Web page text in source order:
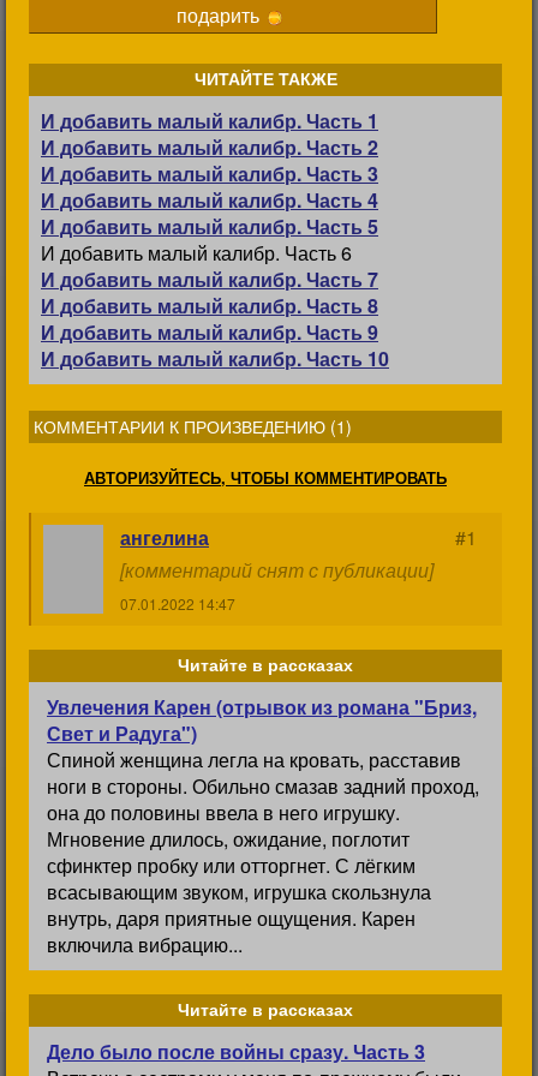
подарить
ЧИТАЙТЕ ТАКЖЕ
И добавить малый калибр. Часть 1
И добавить малый калибр. Часть 2
И добавить малый калибр. Часть 3
И добавить малый калибр. Часть 4
И добавить малый калибр. Часть 5
И добавить малый калибр. Часть 6
И добавить малый калибр. Часть 7
И добавить малый калибр. Часть 8
И добавить малый калибр. Часть 9
И добавить малый калибр. Часть 10
КОММЕНТАРИИ К ПРОИЗВЕДЕНИЮ (1)
АВТОРИЗУЙТЕСЬ, ЧТОБЫ КОММЕНТИРОВАТЬ
ангелина
#1
[комментарий снят с публикации]
07.01.2022 14:47
Читайте в рассказах
Увлечения Карен (отрывок из романа "Бриз,
Свет и Радуга")
Спиной женщина легла на кровать, расставив
ноги в стороны. Обильно смазав задний проход,
она до половины ввела в него игрушку.
Мгновение длилось, ожидание, поглотит
сфинктер пробку или отторгнет. С лёгким
всасывающим звуком, игрушка скользнула
внутрь, даря приятные ощущения. Карен
включила вибрацию...
Читайте в рассказах
Дело было после войны сразу. Часть 3